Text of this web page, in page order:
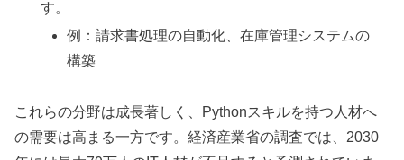
す。
例：請求書処理の自動化、在庫管理システムの
構築
これらの分野は成長著しく、Pythonスキルを持つ人材へ
の需要は高まる一方です。経済産業省の調査では、2030